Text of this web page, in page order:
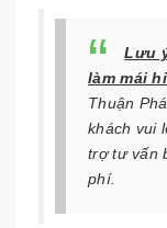
Lưu
làm mái
Thuận
khách vui
trợ tư vấn
phí.